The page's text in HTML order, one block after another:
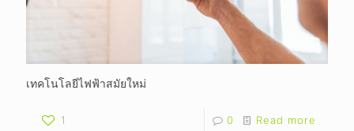
เทคโนโลยีไฟฟ้าสมัยใหม่
1 0 Read more